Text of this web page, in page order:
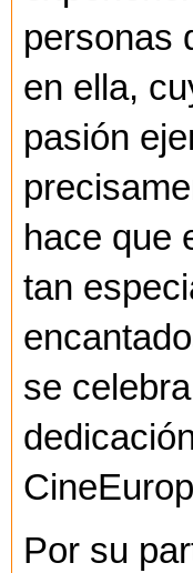
personas
en ella,
pasión
hace que
tan
se
Por su